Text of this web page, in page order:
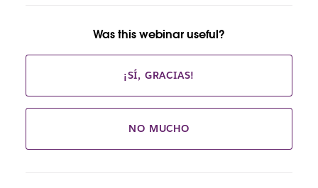
Was this webinar useful?
¡SÍ, GRACIAS!
NO MUCHO